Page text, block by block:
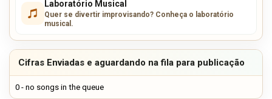
Laboratório Musical
Quer se divertir improvisando? Conheça o laboratório
musical.
Cifras Enviadas e aguardando na fila para publicação
0 - no songs in the queue